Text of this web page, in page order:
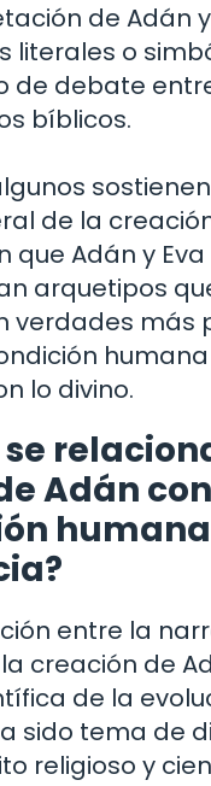
de Adán
literales o
de debate
bíblicos.
de la
que Adán y Eva
arquetipos
verdades más
humana
lo divino.
Adán
entre la
creación de
de la
sido tema de
religioso y